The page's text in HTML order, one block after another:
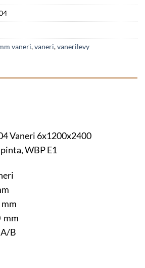
vaneri,vaneri,vanerilevy
Vaneri 6x1200x2400
WBP E1
mm
mm
B